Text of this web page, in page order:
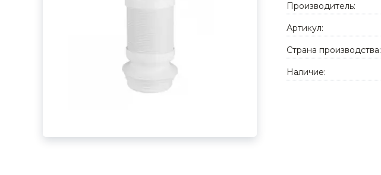
Строительное оборудование
Средства индивидуальной защиты и спецодежда
Автоклавы. Дистилляторы
Производитель:
Артикул:
Страна производства:
Наличие: